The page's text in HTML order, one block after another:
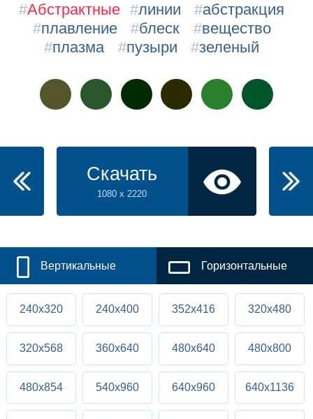
#Абстрактные #линии #абстракция
#плавление #блеск #вещество
#плазма #пузыри #зеленый
Скачать
1080 x 2220
Вертикальные Горизонтальные
240x320 240x400 352x416 320x480
320x568 360x640 480x640 480x800
480x854 540x960 640x960 640x1136